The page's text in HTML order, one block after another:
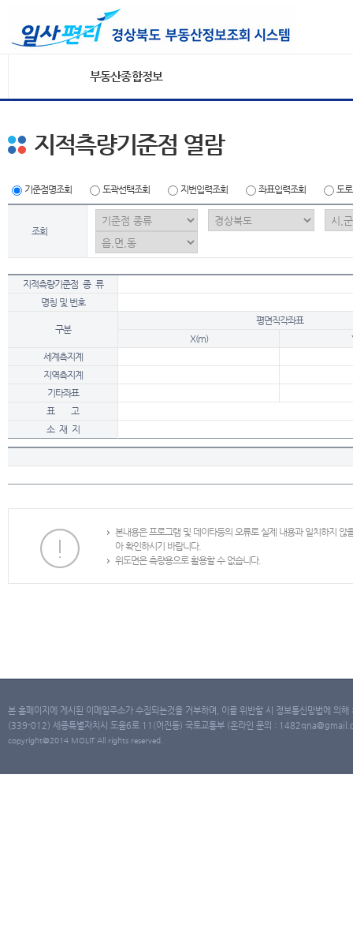
부동산종합정보
지적측량기준점 열람
기준점명조회 도곽선택조회 지번입력조회 좌표입력조회 도
조회
지적측량기준점 종 류
명칭 및 번호
구분
평면직각좌표
X(m)
세계측지계
지역측지계
기타좌표
표 고
소 재 지
본내용은 프로그램 및 데이타등의 오류로 실제 내용과 일치하지
아 확인하시기 바랍니다.
위도면은 측량용으로 활용할 수 없습니다.
본 홈페이지에 게시된 이메일주소가 수집되는것을 거부하며, 이를 위반할 시 정보통신망법에 의
(339-012) 세종특별자치시 도움6로 11(어진동) 국토교통부 (온라인 문의 :
copyright@2014 MOLIT All rights reserved.